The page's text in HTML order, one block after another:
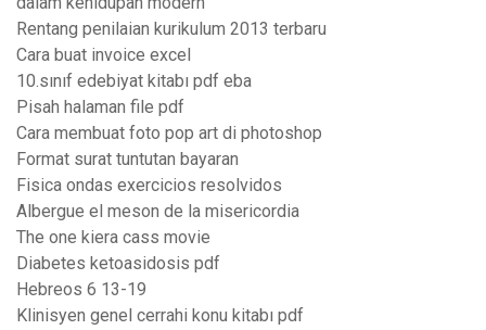
Rentang penilaian kurikulum 2013 terbaru
Cara buat invoice excel
10.sınıf edebiyat kitabı pdf eba
Pisah halaman file pdf
Cara membuat foto pop art di photoshop
Format surat tuntutan bayaran
Fisica ondas exercicios resolvidos
Albergue el meson de la misericordia
The one kiera cass movie
Diabetes ketoasidosis pdf
Hebreos 6 13-19
Klinisyen genel cerrahi konu kitabı pdf